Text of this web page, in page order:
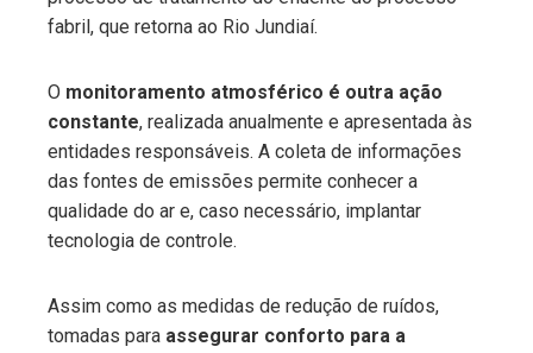
fabril, que retorna ao Rio Jundiaí.
O monitoramento atmosférico é outra ação
constante, realizada anualmente e apresentada às
entidades responsáveis. A coleta de informações
das fontes de emissões permite conhecer a
qualidade do ar e, caso necessário, implantar
tecnologia de controle.
Assim como as medidas de redução de ruídos,
tomadas para assegurar conforto para a